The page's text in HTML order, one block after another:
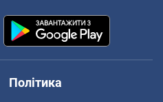
Політика